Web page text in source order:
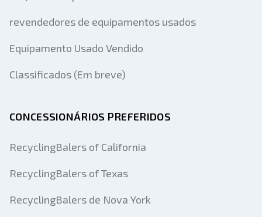
revendedores de equipamentos usados
Equipamento Usado Vendido
Classificados (Em breve)
CONCESSIONÁRIOS PREFERIDOS
RecyclingBalers of California
RecyclingBalers of Texas
RecyclingBalers de Nova York